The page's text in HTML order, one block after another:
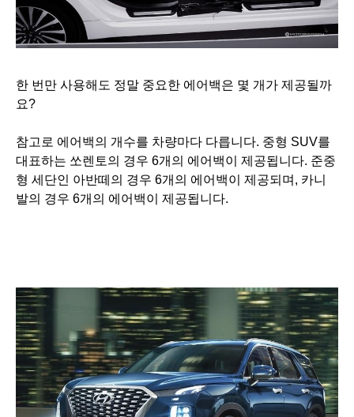
한 번만 사용해도 정말 중요한 에어백은 몇 개가 제공될까
요?
참고로 에어백의 개수를 차량마다 다릅니다. 중형 SUV를
대표하는 쏘렌토의 경우 6개의 에어백이 제공됩니다. 준중
형 세단인 아반떼의 경우 6개의 에어백이 제공되며, 카니
발의 경우 6개의 에어백이 제공됩니다.